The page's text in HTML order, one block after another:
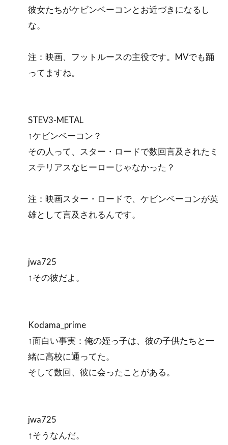
彼女たちがケビンベーコンとお近づきになるし
な。
注：映画、フットルースの主役です。MVでも踊
ってますね。
STEV3-METAL
↑ケビンベーコン？
その人って、スター・ロードで数回言及されたミ
ステリアスなヒーローじゃなかった？
注：映画スター・ロードで、ケビンベーコンが英
雄として言及されるんです。
jwa725
↑その彼だよ。
Kodama_prime
↑面白い事実：俺の姪っ子は、彼の子供たちと一
緒に高校に通ってた。
そして数回、彼に会ったことがある。
jwa725
↑そうなんだ。